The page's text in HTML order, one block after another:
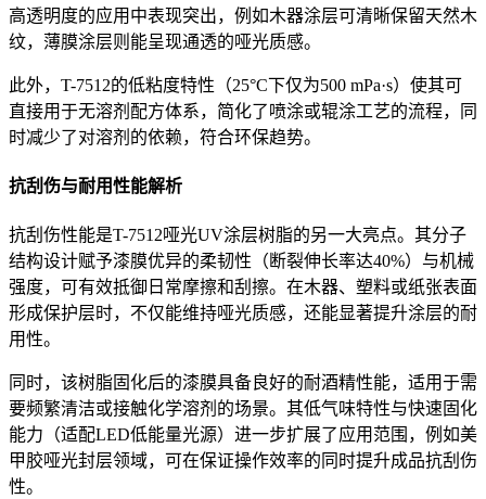
高透明度的应用中表现突出，例如木器涂层可清晰保留天然木
纹，薄膜涂层则能呈现通透的哑光质感。
此外，T-7512的低粘度特性（25°C下仅为500 mPa·s）使其可
直接用于无溶剂配方体系，简化了喷涂或辊涂工艺的流程，同
时减少了对溶剂的依赖，符合环保趋势。
抗刮伤与耐用性能解析
抗刮伤性能是T-7512哑光UV涂层树脂的另一大亮点。其分子
结构设计赋予漆膜优异的柔韧性（断裂伸长率达40%）与机械
强度，可有效抵御日常摩擦和刮擦。在木器、塑料或纸张表面
形成保护层时，不仅能维持哑光质感，还能显著提升涂层的耐
用性。
同时，该树脂固化后的漆膜具备良好的耐酒精性能，适用于需
要频繁清洁或接触化学溶剂的场景。其低气味特性与快速固化
能力（适配LED低能量光源）进一步扩展了应用范围，例如美
甲胶哑光封层领域，可在保证操作效率的同时提升成品抗刮伤
性。